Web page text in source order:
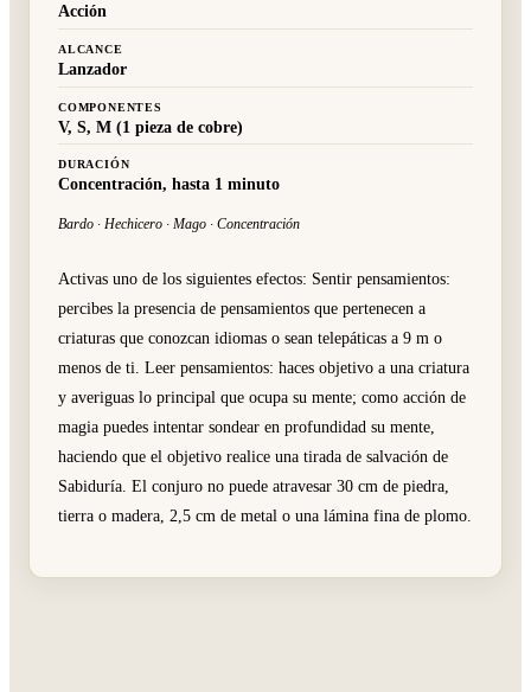
Acción
ALCANCE
Lanzador
COMPONENTES
V, S, M (1 pieza de cobre)
DURACIÓN
Concentración, hasta 1 minuto
Bardo · Hechicero · Mago · Concentración
Activas uno de los siguientes efectos: Sentir pensamientos:
percibes la presencia de pensamientos que pertenecen a
criaturas que conozcan idiomas o sean telepáticas a 9 m o
menos de ti. Leer pensamientos: haces objetivo a una criatura
y averiguas lo principal que ocupa su mente; como acción de
magia puedes intentar sondear en profundidad su mente,
haciendo que el objetivo realice una tirada de salvación de
Sabiduría. El conjuro no puede atravesar 30 cm de piedra,
tierra o madera, 2,5 cm de metal o una lámina fina de plomo.